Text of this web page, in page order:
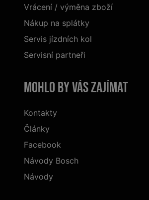
Vrácení / výměna zboží
Nákup na splátky
Servis jízdních kol
Servisní partneři
Mohlo by vás zajímat
Kontakty
Články
Facebook
Návody Bosch
Návody